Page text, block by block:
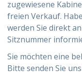
zugewiesene
freien Verkauf.
werden Sie direkt
Sitznummer
Sie möchten eine
Bitte senden Sie